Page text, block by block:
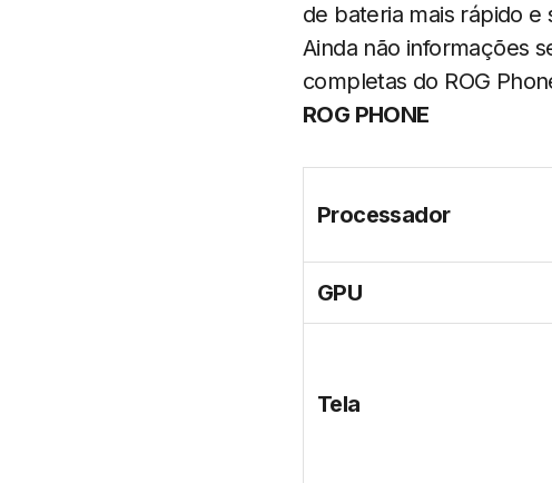
de bateria mais rápido e
Ainda não informações
completas do ROG
ROG PHONE
Processador
GPU
Tela